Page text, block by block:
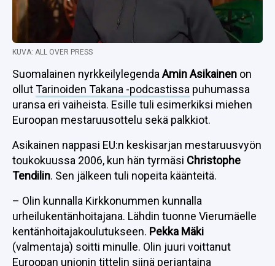
KUVA: ALL OVER PRESS
Suomalainen nyrkkeilylegenda Amin Asikainen on
ollutTarinoiden Takana -podcastissa puhumassa
uransa eri vaiheista. Esille tuli esimerkiksi miehen
Euroopan mestaruusottelu sekä palkkiot.
Asikainen nappasi EU:n keskisarjan mestaruusvyön
toukokuussa 2006, kun hän tyrmäsi Christophe
Tendilin. Sen jälkeen tuli nopeita käänteitä.
– Olin kunnalla Kirkkonummen kunnalla
urheilukentänhoitajana. Lähdin tuonne Vierumäelle
kentänhoitajakoulutukseen. Pekka Mäki
(valmentaja) soitti minulle. Olin juuri voittanut
Euroopan unionin tittelin siinä perjantaina